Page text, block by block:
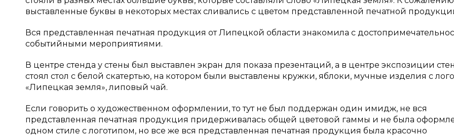
выставленные буквы в некоторых местах сливались с цветом представленной печатной
Вся представленная печатная продукция от Липецкой области знакомила с
событийными мероприятиями.
В центре стенда у стены был выставлен экран для показа презентаций, а в центре экспозиции
стоял стол с белой скатертью, на котором были выставлены кружки, яблоки, мучные изделия с
«Липецкая земля», липовый чай.
Если говорить о художественном оформлении, то тут не был поддержан один имидж, не вся
представленная печатная продукция придерживалась общей цветовой гаммы и не была
одном стиле с логотипом, но все же вся представленная печатная продукция была красочно